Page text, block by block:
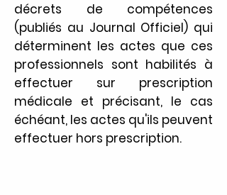
décrets de compétences
(publiés au Journal Officiel) qui
déterminent les actes que ces
professionnels sont habilités à
effectuer sur prescription
médicale et précisant, le cas
échéant, les actes qu'ils peuvent
effectuer hors prescription.